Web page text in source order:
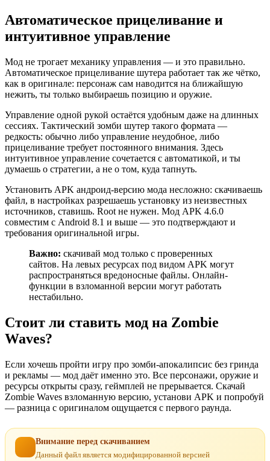
Автоматическое прицеливание и
интуитивное управление
Мод не трогает механику управления — и это правильно.
Автоматическое прицеливание шутера работает так же чётко,
как в оригинале: персонаж сам наводится на ближайшую
нежить, ты только выбираешь позицию и оружие.
Управление одной рукой остаётся удобным даже на длинных
сессиях. Тактический зомби шутер такого формата —
редкость: обычно либо управление неудобное, либо
прицеливание требует постоянного внимания. Здесь
интуитивное управление сочетается с автоматикой, и ты
думаешь о стратегии, а не о том, куда тапнуть.
Установить APK андроид-версию мода несложно: скачиваешь
файл, в настройках разрешаешь установку из неизвестных
источников, ставишь. Root не нужен. Мод APK 4.6.0
совместим с Android 8.1 и выше — это подтверждают и
требования оригинальной игры.
Важно: скачивай мод только с проверенных
сайтов. На левых ресурсах под видом APK могут
распространяться вредоносные файлы. Онлайн-
функции в взломанной версии могут работать
нестабильно.
Стоит ли ставить мод на Zombie
Waves?
Если хочешь пройти игру про зомби-апокалипсис без гринда
и рекламы — мод даёт именно это. Все персонажи, оружие и
ресурсы открыты сразу, геймплей не прерывается. Скачай
Zombie Waves взломанную версию, установи APK и попробуй
— разница с оригиналом ощущается с первого раунда.
Внимание перед скачиванием
Данный файл является модифицированной версией